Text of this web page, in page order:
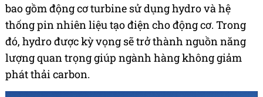
bao gồm động cơ turbine sử dụng hydro và hệ
thống pin nhiên liệu tạo điện cho động cơ. Trong
đó, hydro được kỳ vọng sẽ trở thành nguồn năng
lượng quan trọng giúp ngành hàng không giảm
phát thải carbon.